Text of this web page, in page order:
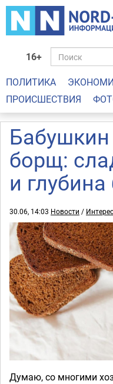
16+
ПОЛИТИКА
ПРОИСШЕСТВИЯ
Бабушкин
борщ:
и
30.06, 14:03 Новости /
Думаю, со многими